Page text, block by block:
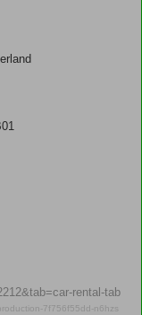
rental-tab
7f756f55dd-n6hzs